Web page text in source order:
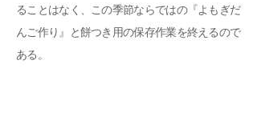
ることはなく、この季節ならではの『よもぎだ
んご作り』と餅つき用の保存作業を終えるので
ある。